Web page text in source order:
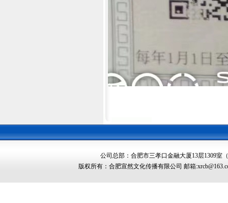
公司总部：合肥市三孝口金融大厦13层1309室
版权所有：合肥宣然文化传播有限公司 邮箱